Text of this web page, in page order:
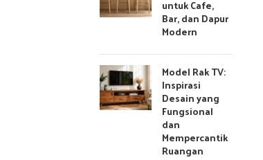
untuk Cafe,
Bar, dan Dapur
Modern
Model Rak TV:
Inspirasi
Desain yang
Fungsional
dan
Mempercantik
Ruangan